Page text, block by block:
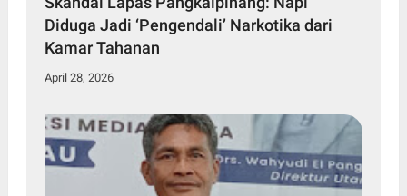
Diduga Jadi ‘Pengendali’ Narkotika dari
Kamar Tahanan
April 28, 2026